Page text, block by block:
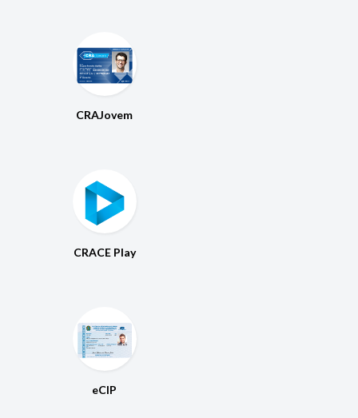
CRAJovem
CRACE Play
eCIP